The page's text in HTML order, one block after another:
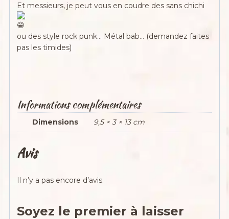
Et messieurs, je peut vous en coudre des sans chichi
ou des style rock punk… Métal bab… (demandez faites
pas les timides)
Informations complémentaires
Dimensions 9,5 × 3 × 13 cm
Avis
Il n’y a pas encore d’avis.
Soyez le premier à laisser